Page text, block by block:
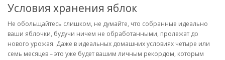
Условия хранения яблок
Не обольщайтесь слишком, не думайте, что собранные идеально
ваши яблочки, будучи ничем не обработанными, пролежат до
нового урожая. Даже в идеальных домашних условиях четыре или
семь месяцев – это уже будет вашим личным рекордом, которым